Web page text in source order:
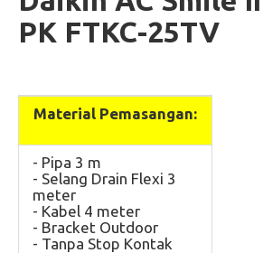
PK FTKC-25TV
Material Pemasangan:
- Pipa 3 m
- Selang Drain Flexi 3
meter
- Kabel 4 meter
- Bracket Outdoor
- Tanpa Stop Kontak